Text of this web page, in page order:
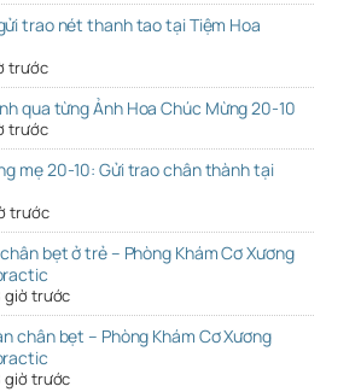
trao nét thanh tao tại Tiệm Hoa
trước
qua từng Ảnh Hoa Chúc Mừng 20-10
trước
mẹ 20-10: Gửi trao chân thành tại
trước
bẹt ở trẻ – Phòng Khám Cơ Xương
giờ trước
chân bẹt – Phòng Khám Cơ Xương
giờ trước